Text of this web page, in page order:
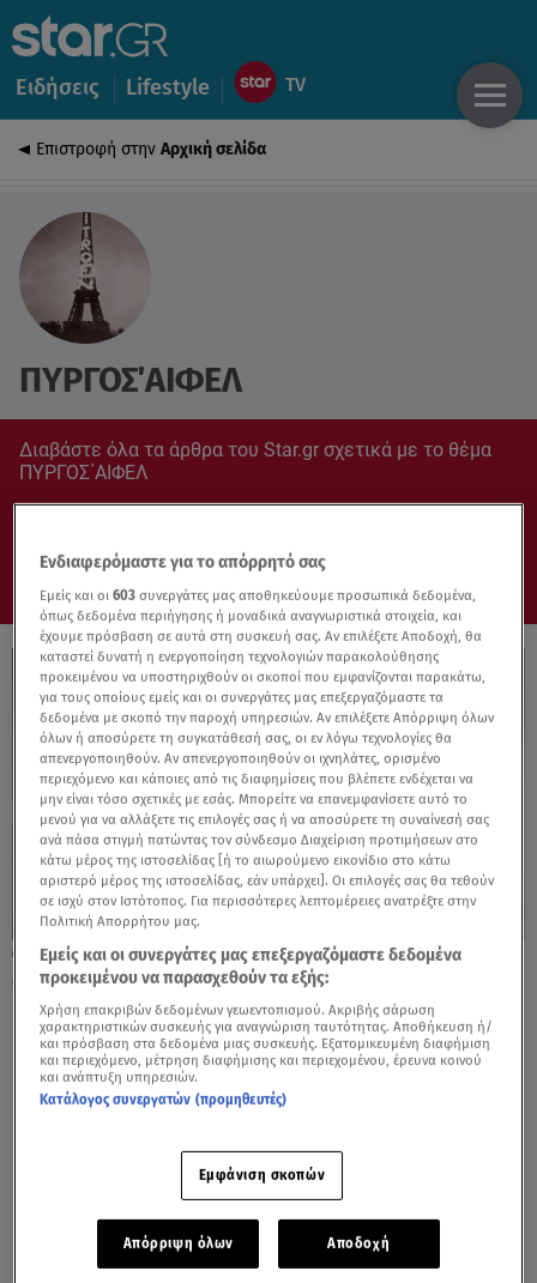
Ειδήσεις Lifestyle
Επιστροφή στην Αρχική σελίδα
ΠΥΡΓΟΣ΄ΑΙΦΕΛ
Διαβάστε όλα τα άρθρα του Star.gr σχετικά με το θέμα
ΠΥΡΓΟΣ΄ΑΙΦΕΛ
01.05.25, 09:09
Citroen: Και όμως ηλεκτροδότησε τον
Πύργο του Άιφελ
Ενδιαφερόμαστε για το απόρρητό σας
Εμείς και οι603 συνεργάτες μας αποθηκεύουμε προσωπικά δεδομένα,
όπως δεδομένα περιήγησης ή μοναδικά αναγνωριστικά στοιχεία, και
έχουμε πρόσβαση σε αυτά στη συσκευή σας. Αν επιλέξετε Αποδοχή, θα
καταστεί δυνατή η ενεργοποίηση τεχνολογιών παρακολούθησης
προκειμένου να υποστηριχθούν οι σκοποί που εμφανίζονται παρακάτω,
για τους οποίους εμείς και οι συνεργάτες μας επεξεργαζόμαστε τα
δεδομένα με σκοπό την παροχή υπηρεσιών. Αν επιλέξετε Απόρριψη όλων
όλων ή αποσύρετε τη συγκατάθεσή σας, οι εν λόγω τεχνολογίες θα
απενεργοποιηθούν. Αν απενεργοποιηθούν οι ιχνηλάτες, ορισμένο
περιεχόμενο και κάποιες από τις διαφημίσεις που βλέπετε ενδέχεται να
μην είναι τόσο σχετικές με εσάς. Μπορείτε να επανεμφανίσετε αυτό το
μενού για να αλλάξετε τις επιλογές σας ή να αποσύρετε τη συναίνεσή σας
ανά πάσα στιγμή πατώντας τον σύνδεσμο Διαχείριση προτιμήσεων στο
κάτω μέρος της ιστοσελίδας [ή το αιωρούμενο εικονίδιο στο κάτω
αριστερό μέρος της ιστοσελίδας, εάν υπάρχει]. Οι επιλογές σας θα τεθούν
σε ισχύ στον Ιστότοπος. Για περισσότερες λεπτομέρειες ανατρέξτε στην
Πολιτική Απορρήτου μας.
Εμείς και οι συνεργάτες μας επεξεργαζόμαστε δεδομένα
προκειμένου να παρασχεθούν τα εξής:
Χρήση επακριβών δεδομένων γεωεντοπισμού. Ακριβής σάρωση
χαρακτηριστικών συσκευής για αναγνώριση ταυτότητας. Αποθήκευση ή/
και πρόσβαση στα δεδομένα μιας συσκευής. Εξατομικευμένη διαφήμιση
και περιεχόμενο, μέτρηση διαφήμισης και περιεχομένου, έρευνα κοινού
και ανάπτυξη υπηρεσιών.
Κατάλογος συνεργατών (προμηθευτές)
Εμφάνιση σκοπών
Απόρριψη όλων Αποδοχή